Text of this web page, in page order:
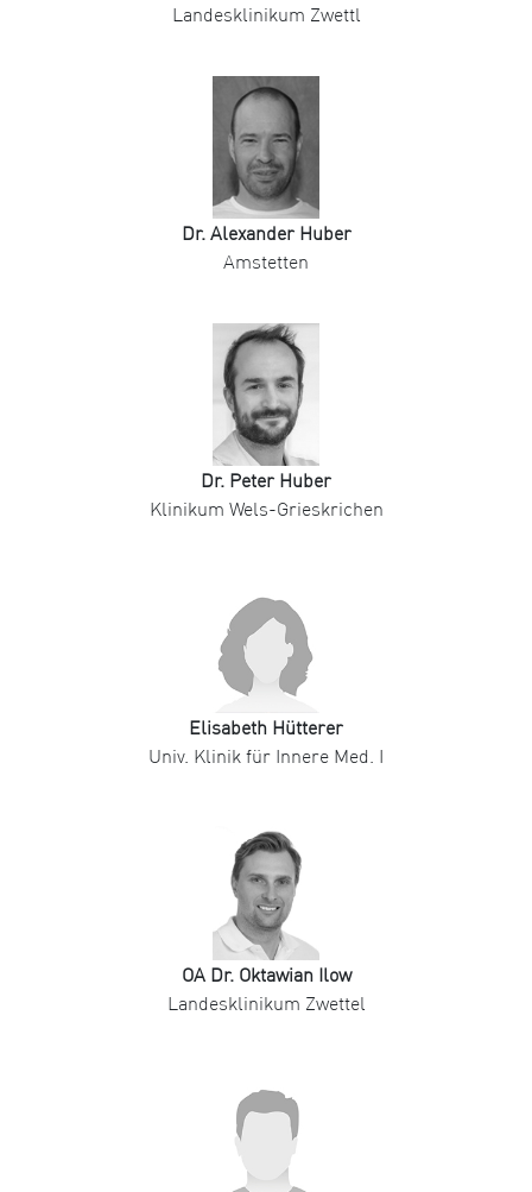
Landesklinikum Zwettl
Dr. Alexander Huber
Amstetten
Dr. Peter Huber
Klinikum Wels-Grieskrichen
Elisabeth Hütterer
Univ. Klinik für Innere Med. I
OA Dr. Oktawian Ilow
Landesklinikum Zwettel